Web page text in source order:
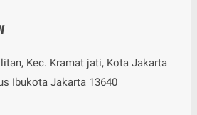
Kec. Kramat jati, Kota Jakarta
Ibukota Jakarta 13640